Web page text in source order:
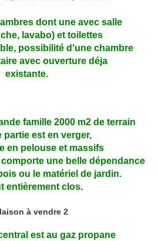
dont une avec salle
lavabo) et toilettes
possibilité d'une chambre
avec ouverture déja
existante.
famille 2000 m2 de terrain
partie est en verger,
en pelouse et massifs
une belle dépendance
ou le matériel de jardin.
entièrement clos.
est au gaz propane